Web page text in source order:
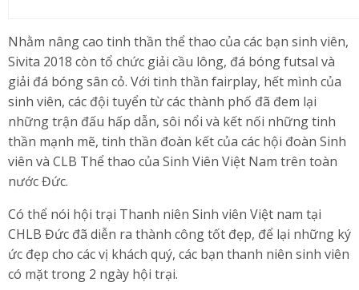
Nhằm nâng cao tinh thần thể thao của các bạn sinh viên,
Sivita 2018 còn tổ chức giải cầu lông, đá bóng futsal và
giải đá bóng sân cỏ. Với tinh thần fairplay, hết mình của
sinh viên, các đội tuyển từ các thành phố đã đem lại
những trận đấu hấp dẫn, sôi nổi và kết nối những tinh
thần mạnh mẽ, tinh thần đoàn kết của các hội đoàn Sinh
viên và CLB Thể thao của Sinh Viên Việt Nam trên toàn
nước Đức.
Có thể nói hội trại Thanh niên Sinh viên Việt nam tại
CHLB Đức đã diễn ra thành công tốt đẹp, để lại những ký
ức đẹp cho các vị khách quý, các bạn thanh niên sinh viên
có mặt trong 2 ngày hội trại.